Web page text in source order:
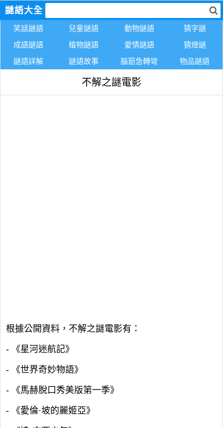
謎語大全
笑話謎語 兒童謎語 動物謎語
猜字謎
成語謎語
植物謎語 愛情謎語
猜燈謎
謎語詳解
謎語故事 腦筋急轉彎 物品謎語
不解之謎電影
根據公開資料，不解之謎電影有：
- 《星河迷航記》
- 《世界奇妙物語》
- 《馬赫脫口秀美版第一季》
- 《愛倫·坡的麗姬亞》